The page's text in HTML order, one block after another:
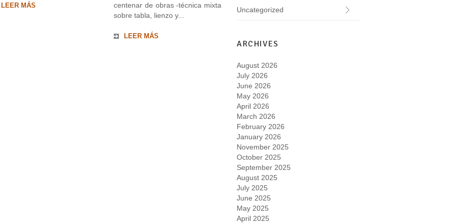
LEER MÁS
centenar de obras -técnica mixta
sobre tabla, lienzo y...
LEER MÁS
Uncategorized
ARCHIVES
August 2026
July 2026
June 2026
May 2026
April 2026
March 2026
February 2026
January 2026
November 2025
October 2025
September 2025
August 2025
July 2025
June 2025
May 2025
April 2025